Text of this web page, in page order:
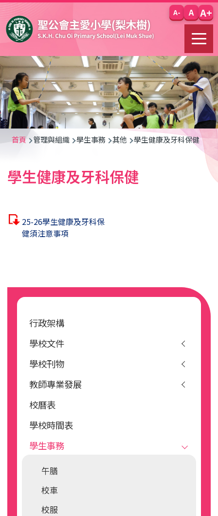
移至主內容
A- A A+
導
連
首頁 管理與組織 學生事務 其他 學生健康及牙科保健
學生健康及牙科保健
25-26學生健康及牙科保
健須注意事項
Main
navigation
行政架構
學校文件
學校刊物
教師專業發展
校曆表
學校時間表
學生事務
午膳
校車
校服